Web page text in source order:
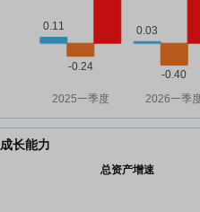
成长能力
总资产增速